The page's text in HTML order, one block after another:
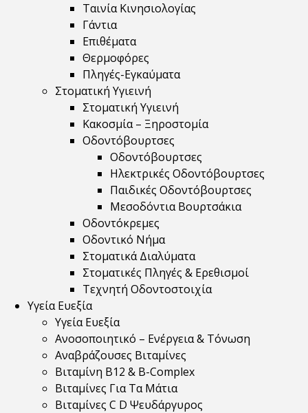
Ταινία Κινησιολογίας
Γάντια
Επιθέματα
Θερμοφόρες
Πληγές-Εγκαύματα
Στοματική Υγιεινή
Στοματική Υγιεινή
Κακοσμία – Ξηροστομία
Οδοντόβουρτσες
Οδοντόβουρτσες
Ηλεκτρικές Οδοντόβουρτσες
Παιδικές Οδοντόβουρτσες
Μεσοδόντια Βουρτσάκια
Οδοντόκρεμες
Οδοντικό Νήμα
Στοματικά Διαλύματα
Στοματικές Πληγές & Ερεθισμοί
Τεχνητή Οδοντοστοιχία
Υγεία Ευεξία
Υγεία Ευεξία
Ανοσοποιητικό – Ενέργεια & Τόνωση
Αναβράζουσες Βιταμίνες
Βιταμίνη B12 & Β-Complex
Βιταμίνες Για Τα Μάτια
Βιταμίνες C D Ψευδάργυρος